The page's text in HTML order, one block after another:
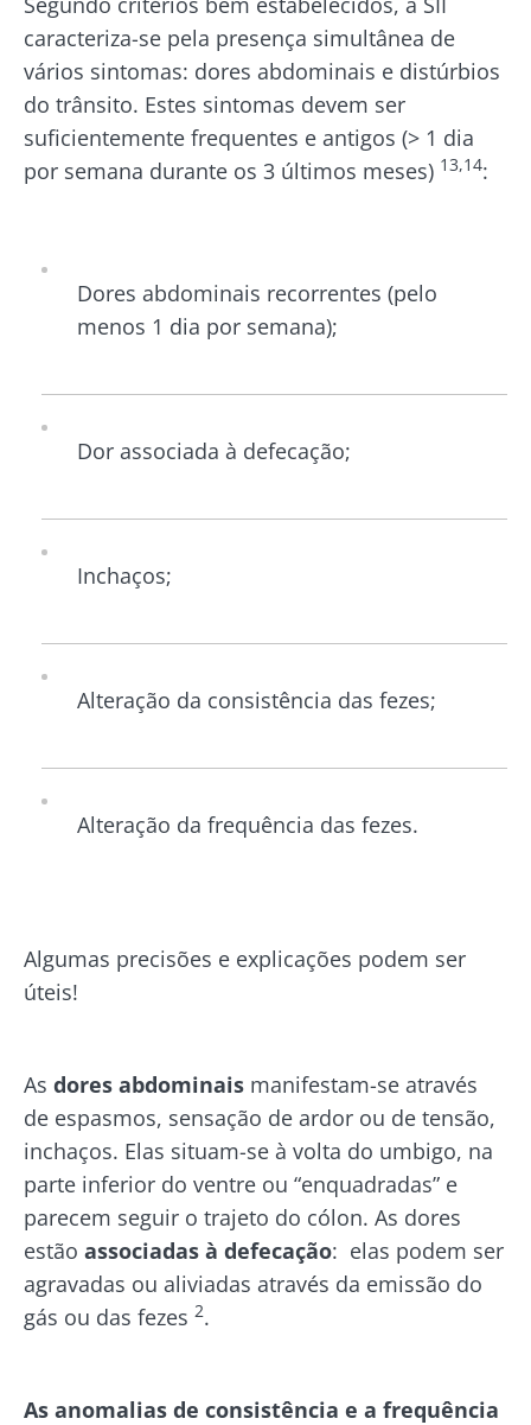
caracteriza-se pela presença simultânea de
vários sintomas: dores abdominais e distúrbios
do trânsito. Estes sintomas devem ser
suficientemente frequentes e antigos (> 1 dia
por semana durante os 3 últimos meses) 13,14:
Dores abdominais recorrentes (pelo
menos 1 dia por semana);
Dor associada à defecação;
Inchaços;
Alteração da consistência das fezes;
Alteração da frequência das fezes.
Algumas precisões e explicações podem ser
úteis!
As dores abdominais manifestam-se através
de espasmos, sensação de ardor ou de tensão,
inchaços. Elas situam-se à volta do umbigo, na
parte inferior do ventre ou “enquadradas” e
parecem seguir o trajeto do cólon. As dores
estão associadas à defecação: elas podem ser
agravadas ou aliviadas através da emissão do
gás ou das fezes 2.
As anomalias de consistência e a frequência
Descubra mais
um ponto
em comum:
são
para a...
Descubra
mais